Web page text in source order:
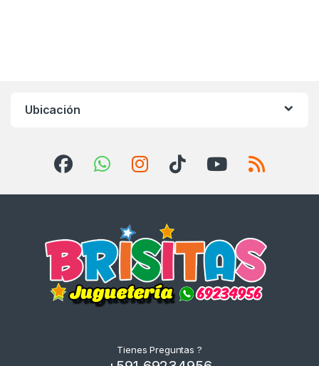
Ubicación
Tienes Preguntas ?